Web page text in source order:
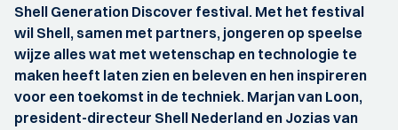
Shell Generation Discover festival. Met het festival
wil Shell, samen met partners, jongeren op speelse
wijze alles wat met wetenschap en technologie te
maken heeft laten zien en beleven en hen inspireren
voor een toekomst in de techniek. Marjan van Loon,
president-directeur Shell Nederland en Jozias van